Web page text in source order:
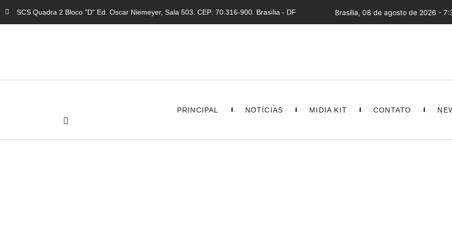
SCS Quadra 2 Bloco "D" Ed. Oscar Niemeyer, Sala 503. CEP: 70.316-900. Brasília - DF Brasília, 08 de agosto de 2026 -
PRINCIPAL NOTÍCIAS MIDIA KIT CONTATO